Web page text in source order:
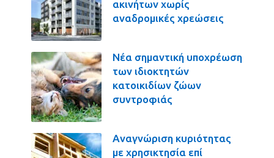
ακινήτων χωρίς
αναδρομικές χρεώσεις
Νέα σημαντική υποχρέωση
των ιδιοκτητών
κατοικιδίων ζώων
συντροφιάς
Αναγνώριση κυριότητας
με χρησικτησία επί